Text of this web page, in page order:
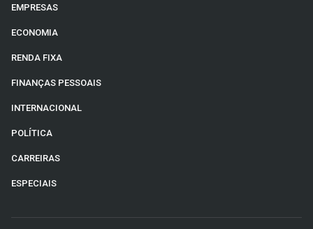
EMPRESAS
ECONOMIA
RENDA FIXA
FINANÇAS PESSOAIS
INTERNACIONAL
POLÍTICA
CARREIRAS
ESPECIAIS